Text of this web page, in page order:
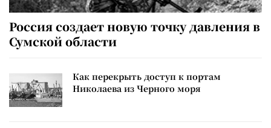
Россия создает новую точку давления в
Сумской области
Как перекрыть доступ к портам
Николаева из Черного моря